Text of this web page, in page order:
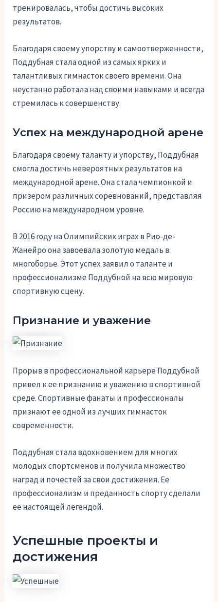
тренировалась, чтобы достичь высоких
результатов.
Благодаря своему упорству и самоотверженности,
Поддубная стала одной из самых ярких и
талантливых гимнасток своего времени. Она
неустанно работала над своими навыками и всегда
стремилась к совершенству.
Успех на международной арене
Благодаря своему таланту и упорству, Поддубная
смогла достичь невероятных результатов на
международной арене. Она стала чемпионкой и
призером различных соревнований, представляя
Россию на международном уровне.
В 2016 году на Олимпийских играх в Рио-де-
Жанейро она завоевала золотую медаль в
многоборье. Этот успех заявил о таланте и
профессионализме Поддубной на всю мировую
спортивную сцену.
Признание и уважение
Прорыв в профессиональной карьере Поддубной
привел к ее признанию и уважению в спортивной
среде. Спортивные фанаты и профессионалы
признают ее одной из лучших гимнасток
современности.
Поддубная стала вдохновением для многих
молодых спортсменов и получила множество
наград и почестей за свои достижения. Ее
профессионализм и преданность спорту сделали
ее настоящей легендой.
Успешные проекты и
достижения